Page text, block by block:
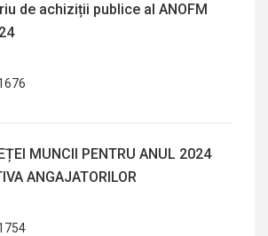
de achiziții publice al ANOFM
MUNCII PENTRU ANUL 2024
ANGAJATORILOR